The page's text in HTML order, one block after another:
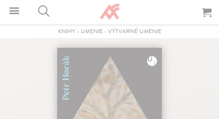
KNIHY- UMENIE- VÝTVARNÉ UMENIE